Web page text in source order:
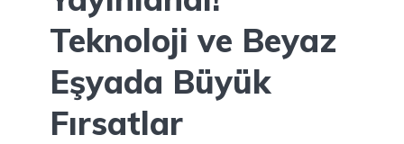
Teknoloji ve Beyaz
Eşyada Büyük
Fırsatlar